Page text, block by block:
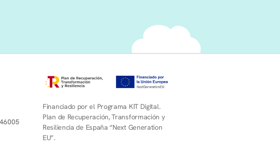
Financiado por el Programa KIT Digital.
Plan de Recuperación, Transformación y
Resiliencia de España “Next Generation
EU”.